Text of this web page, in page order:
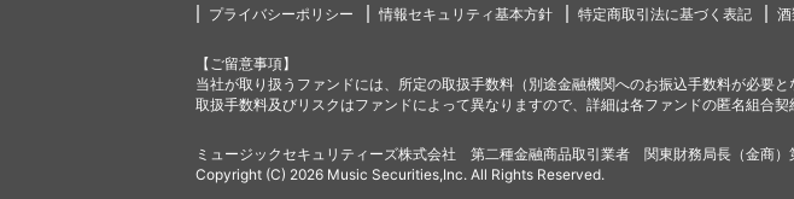
プライバシーポリシー 情報セキュリティ基本方針 特定商取引法に基づく表記
【ご留意事項】
当社が取り扱うファンドには、所定の取扱手数料（別途金融機関へのお振込手数料が必要
取扱手数料及びリスクはファンドによって異なりますので、詳細は各ファンドの匿名組合契
ミュージックセキュリティーズ株式会社 第二種金融商品取引業者 関東財務局長（金商
Copyright (C) 2026 Music Securities,Inc. All Rights Reserved.